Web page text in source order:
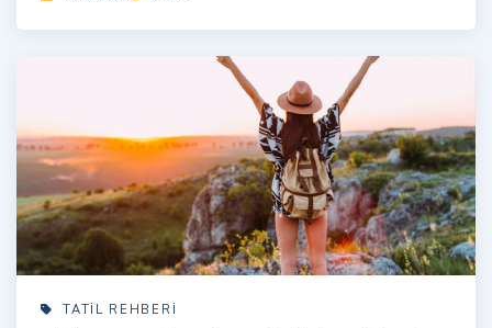
TATIL REHBERI